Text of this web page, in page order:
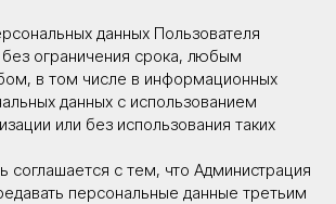
данных Пользователя
ограничения срока, любым
в том числе в информационных
данных с использованием
или без использования таких
соглашается с тем, что Администрация
персональные данные третьим